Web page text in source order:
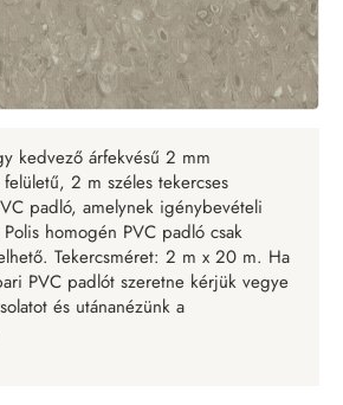
kedvező árfekvésű 2 mm
2 m széles tekercses
padló, amelynek igénybevételi
homogén PVC padló csak
Tekercsméret: 2 m x 20 m. Ha
PVC padlót szeretne kérjük vegye
és utánanézünk a